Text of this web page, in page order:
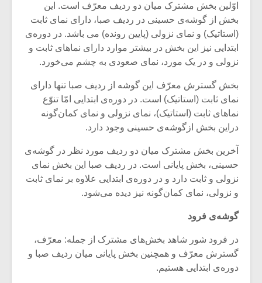
اوّلین بخش مشترک میان دو ردیف معرّف است. این
بخش از گوشه‌ی حسینی در ردیف صبا، دارای نمای ثابت
(استاتیک) و نمای نزولی (پایین رونده) می باشد. در دوره‌ی
ابتدایی نیز این بخش در بیشتر موارد دارای نماهای ثابت و
نزولی و در یک مورد، نمای صعودی به چشم می‌خورد.
بخش گسترش معرّف این گوشه از ردیف صبا تنها دارای
نمای ثابت (استاتیک) است. در دوره‌ی ابتدایی امّا تنوّع
نماهای ثابت (استاتیک)، نمای نزولی و نمای کمان‌گونه
دراین بخش ازگوشه‌ی حسینی وجود دارد.
آخرین بخش مشترک میان دو ردیف مورد نظر در گوشه‌ی
حسینی، بخش پایانی است. در ردیف صبا این بخش نمای
نزولی و ثابت دارد و در دوره‌ی ابتدایی علاوه بر نمای ثابت
و نزولی، نمای کمان‌گونه نیز دیده می‌شود.
گوشه‌ی فرود
در فرود شور شاهد بخش‌های مشترک از جمله: معرّف،
گسترش معرّف و همچنین بخش پایانی میان ردیف صبا و
دوره‌ی ابتدایی هستیم.